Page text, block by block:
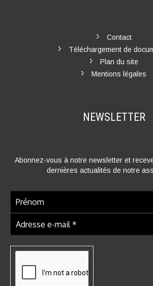
Contact
Téléchargement de
Plan du site
Mentions légales
NEWSLETTER
Abonnez-vous à notre newsletter et
dernières actualités de notre